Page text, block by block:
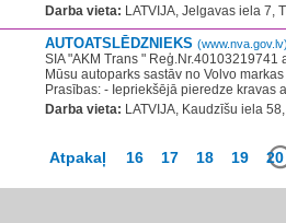
Darba vieta: LATVIJA, Jelgavas iela 7,
AUTOATSLĒDZNIEKS (www.nva.gov.lv)
SIA "AKM Trans "
Mūsu autoparks sastāv no Volvo
Prasības: - Iepriekšējā pieredze kravas
Darba vieta: LATVIJA, Kaudzīšu iela
Atpakaļ 16 17 18 19 20